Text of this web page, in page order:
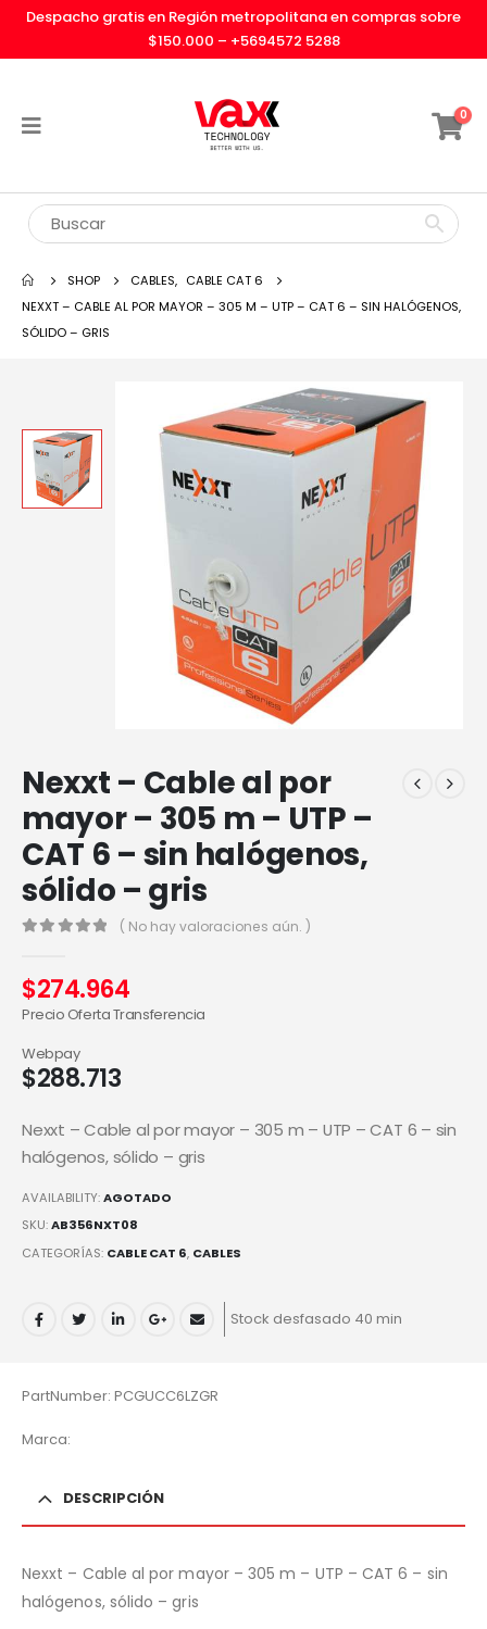
Despacho gratis en Región metropolitana en compras sobre
$150.000 – +5694572 5288
0
SHOP CABLES, CABLE CAT 6
NEXXT – CABLE AL POR MAYOR – 305 M – UTP – CAT 6 – SIN HALÓGENOS,
SÓLIDO – GRIS
Nexxt – Cable al por
mayor – 305 m – UTP –
CAT 6 – sin halógenos,
sólido – gris
( No hay valoraciones aún. )
$274.964
Precio Oferta Transferencia
$288.713
Webpay
Nexxt – Cable al por mayor – 305 m – UTP – CAT 6 – sin
halógenos, sólido – gris
AVAILABILITY:AGOTADO
SKU:AB356NXT08
CATEGORÍAS: CABLE CAT 6, CABLES
Stock desfasado 40 min
PartNumber: PCGUCC6LZGR
Marca:
DESCRIPCIÓN
Nexxt – Cable al por mayor – 305 m – UTP – CAT 6 – sin
halógenos, sólido – gris